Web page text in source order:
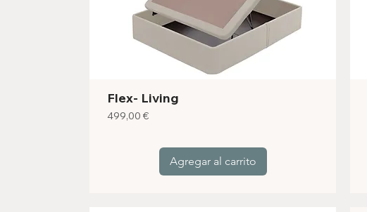
Flex- Living
Precio
499,00 €
Agregar al carrito